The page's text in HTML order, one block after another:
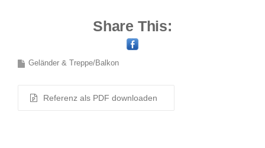
Share This:
Geländer & Treppe/Balkon